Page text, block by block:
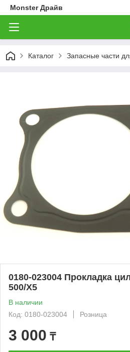
Monster Драйв
Каталог Запасные части
0180-023004 Прокладка
500/X5
В наличии
Код: 0180-023004
Розница
3 000 ₸